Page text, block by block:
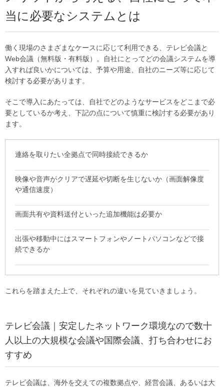
当に必要なシステムとは
働く現場のさまざまなケースに応じて利用できる、テレビ会議と
Web会議（無料版・有料版）。自社にとってどの会議システムを導
入すれば良いかについては、予算や用途、自社のニーズ等に応じて
検討する必要があります。
そこで導入にあたっては、自社でどのようなサービスをどこまで必
要としているか考え、下記の点について慎重に検討する必要があり
ます。
連絡を取りたい全拠点で同時接続できるか
映像や音声がクリアで遅延や切断を生じないか（画面解像度
や通信速度）
画面共有や資料送付といった追加機能は必要か
出張や移動中にはスマートフォンやノートパソコンなどで接
続できるか
これらを踏まえた上で、それぞれの違いを見ていきましょう。
テレビ会議｜安定したネットワーク環境なので数十
人以上の大規模な会議や国際会議、打ち合わせにお
すすめ
テレビ会議は、海外を交えての複数拠点や、経営会議、あるいは大